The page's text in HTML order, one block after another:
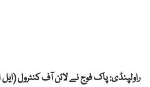
راولپنڈی: پاک فوج نے لائن آف کنٹرول